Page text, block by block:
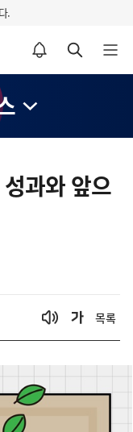
.
알림설정 바로가기 검색 바로가기 메뉴 열기
과와 앞으
목록